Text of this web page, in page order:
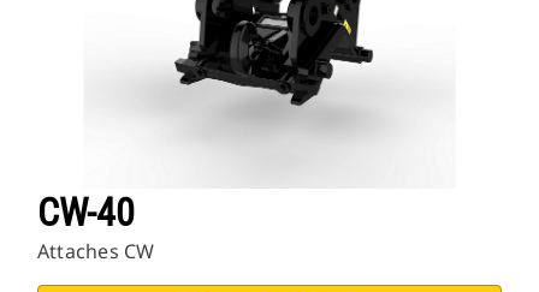
CW-40
Attaches CW